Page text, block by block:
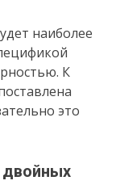
наиболее
К
это
двойных